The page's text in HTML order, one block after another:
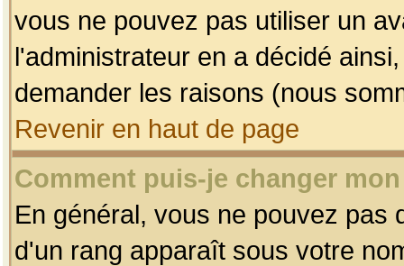
vous ne pouvez pas utiliser un
l'administrateur en a décidé
demander les raisons (nous
Revenir en haut de page
Comment puis-je changer
En général, vous ne pouvez pas
d'un rang apparaît sous votre